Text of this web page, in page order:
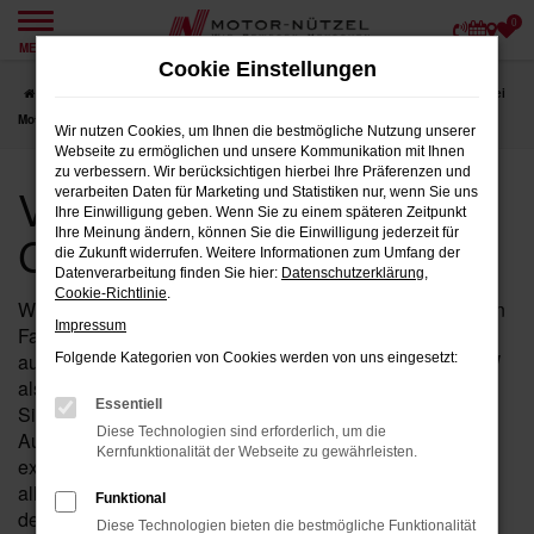
Zum
springen
MENÜ
0
VW Jahreswagen für Coburg bei
Motor-Nützel
VW Jahreswagen für
Coburg bei Motor-Nützel
Wenn Sie in der Nähe von Coburg nach einem fast neuen
Fahrzeug suchen, das Ihnen sowohl hohe Qualität als
auch einen attraktiven Preis bietet, ist der Touran von VW
als Jahreswagen bei Motor-Nützel die perfekte Wahl für
Sie. Seit über 90 Jahren sind wir Ihr zuverlässiges VW
Autohaus in der Nähe von Coburg und bieten Ihnen eine
exklusive Auswahl an Touran Jahreswagen, die nahezu
alle Vorteile eines Neuwagens bieten – jedoch zu einem
deutlich günstigeren Preis.
Cookie Einstellungen
Wir nutzen Cookies, um Ihnen die bestmögliche Nutzung unserer
Webseite zu ermöglichen und unsere Kommunikation mit Ihnen
zu verbessern. Wir berücksichtigen hierbei Ihre Präferenzen und
verarbeiten Daten für Marketing und Statistiken nur, wenn Sie uns
Ihre Einwilligung geben. Wenn Sie zu einem späteren Zeitpunkt
Ihre Meinung ändern, können Sie die Einwilligung jederzeit für
die Zukunft widerrufen. Weitere Informationen zum Umfang der
Datenverarbeitung finden Sie hier: Datenschutzerklärung,
Cookie-Richtlinie.
Impressum
Folgende Kategorien von Cookies werden von uns eingesetzt:
Essentiell
Diese Technologien sind erforderlich, um die
Kernfunktionalität der Webseite zu gewährleisten.
Funktional
Diese Technologien bieten die bestmögliche Funktionalität